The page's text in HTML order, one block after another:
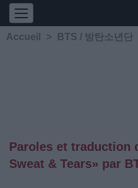
Accueil > BTS / 방탄소년단
Paroles et traduction
Sweat & Tears» par